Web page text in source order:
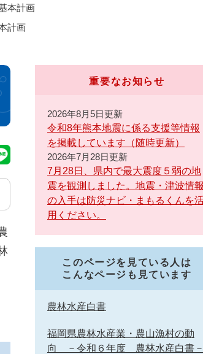
本計画
計画
重要なお知らせ
2026年8月5日更新
令和8年熊本地震に係る支援等情報
を掲載しています（随時更新）
2026年7月28日更新
7月28日、県内で最大震度５弱の地
震を観測しました。地震・津波情報
の入手は防災ナビ・まもるくんを
用ください。
このページを見ている人は
こんなページも見ています
農林水産白書
福岡県農林水産業・農山漁村の動
向 －令和６年度 農林水産白書－